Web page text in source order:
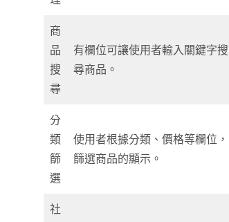
商
品
搜
尋
有欄位可讓使用者輸入關鍵字搜
尋商品。
分
類
篩
選
使用者根據分類、價格等欄位，
篩選商品的顯示。
社